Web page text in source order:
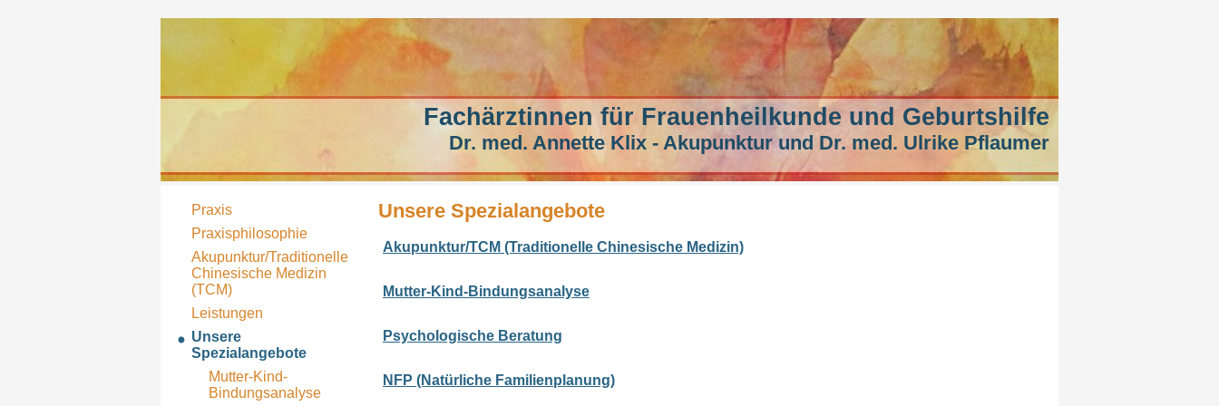
Fachärztinnen für Frauenheilkunde und Geburtshilfe
Dr. med. Annette Klix - Akupunktur und Dr. med. Ulrike Pflaumer
Praxis
Praxisphilosophie
Akupunktur/Traditionelle
Chinesische Medizin
(TCM)
Leistungen
Unsere
Spezialangebote
Mutter-Kind-
Bindungsanalyse
Unsere Spezialangebote
Akupunktur/TCM (Traditionelle Chinesische Medizin)
Mutter-Kind-Bindungsanalyse
Psychologische Beratung
NFP (Natürliche Familienplanung)